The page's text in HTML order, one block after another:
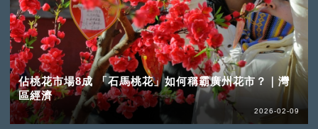
佔桃花市場8成 「石馬桃花」如何稱霸廣州花市？｜灣
區經濟
2026-02-09